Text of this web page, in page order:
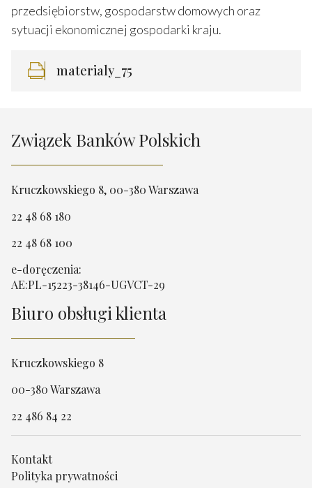
przedsiębiorstw, gospodarstw domowych oraz
sytuacji ekonomicznej gospodarki kraju.
materialy_75
Związek Banków Polskich
Kruczkowskiego 8, 00-380 Warszawa
22 48 68 180
22 48 68 100
e-doręczenia:
AE:PL-15223-38146-UGVCT-29
Biuro obsługi klienta
Kruczkowskiego 8
00-380 Warszawa
22 486 84 22
Kontakt
Polityka prywatności